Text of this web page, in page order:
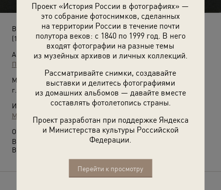
Проект «История России в фотографиях» —
это собрание фотоснимков, сделанных
на территории России в течение почти
полутора веков: с 1840 по 1999 год. В него
входят фотографии на разные темы
из музейных архивов и личных коллекций.
Рассматривайте снимки, создавайте
выставки и делитесь фотографиями
из домашних альбомов — давайте вместе
составлять фотолетопись страны.
Проект разработан при поддержке Яндекса
и Министерства культуры Российской
Федерации.
Перейти к просмотру
ВСХВ ночью
(1940 год)
Автор:
Петр Клепиков
Место съемки:
г. Москва
Источники:
МАММ / МДФ
О фотографии:
Всесоюзная сельскохозяйственная выставка.
Выставка